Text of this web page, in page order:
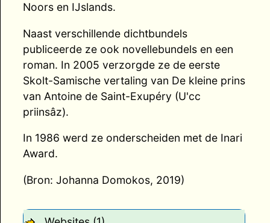
Noors en IJslands.
Naast verschillende dichtbundels
publiceerde ze ook novellebundels en een
roman. In 2005 verzorgde ze de eerste
Skolt-Samische vertaling van De kleine prins
van Antoine de Saint-Exupéry (U'cc
priinsâz).
In 1986 werd ze onderscheiden met de Inari
Award.
(Bron: Johanna Domokos, 2019)